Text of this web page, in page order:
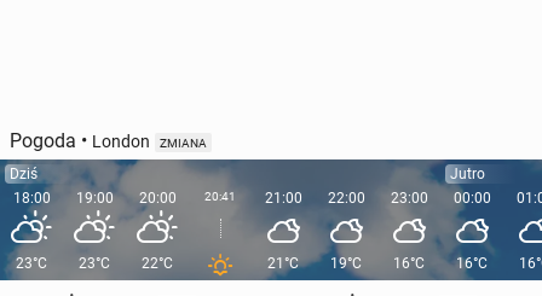
Pogoda • London ZMIANA
Dziś
18:00
23°C
19:00
23°C
20:00
22°C
20:41 21:00
21°C
22:00
19°C
23:00
16°C
Jutro
00:00
16°C